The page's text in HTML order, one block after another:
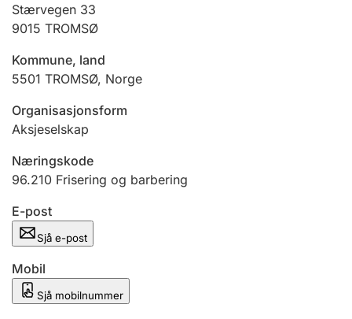
Stærvegen 33
9015 TROMSØ
Kommune, land
5501 TROMSØ, Norge
Organisasjonsform
Aksjeselskap
Næringskode
96.210 Frisering og barbering
E-post
Sjå e-post
Mobil
Sjå mobilnummer